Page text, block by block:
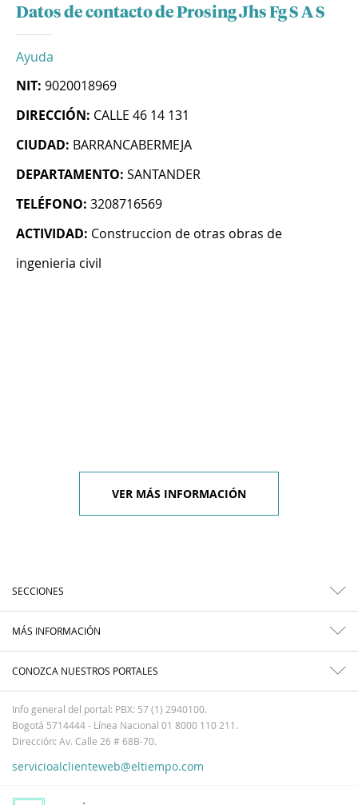
Datos de contacto de Prosing Jhs Fg S A S
Ayuda
NIT: 9020018969
DIRECCIÓN: CALLE 46 14 131
CIUDAD: BARRANCABERMEJA
DEPARTAMENTO: SANTANDER
TELÉFONO: 3208716569
ACTIVIDAD: Construccion de otras obras de
ingenieria civil
VER MÁS INFORMACIÓN
SECCIONES
MÁS INFORMACIÓN
CONOZCA NUESTROS PORTALES
Info general del portal: PBX: 57 (1) 2940100.
Bogotá 5714444 - Línea Nacional 01 8000 110 211.
Dirección: Av. Calle 26 # 68B-70.
servicioalclienteweb@eltiempo.com